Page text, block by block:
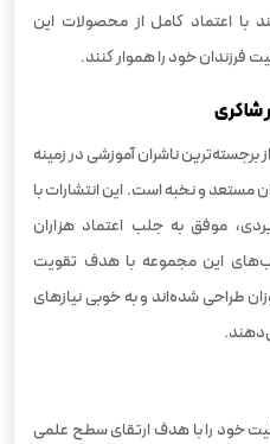
با اعتماد کامل از محصولات این
فرزندان خود را هموار کنند.
شاکری
برجسته‌ترین ناشران آموزشی در زمینه
مستعد و نخبه است. این انتشارات با
موفق به جلب اعتماد هزاران
این مجموعه با هدف تقویت
طراحی شده‌اند و به خوبی نیازهای
خود را با هدف ارتقای سطح علمی